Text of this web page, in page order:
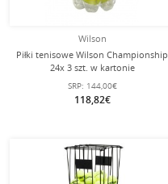
Wilson
Piłki tenisowe Wilson Championship
24x 3 szt. w kartonie
SRP: 144,00€
118,82€